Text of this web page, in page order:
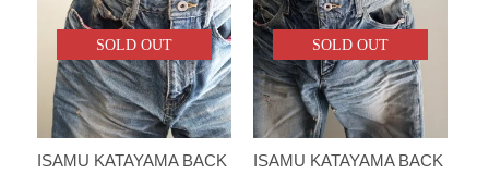
SOLD OUT
ISAMU KATAYAMA BACK
SOLD OUT
ISAMU KATAYAMA BACK